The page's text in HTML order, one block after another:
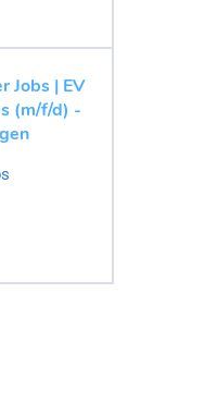
Jobs | EV
(m/f/d) -